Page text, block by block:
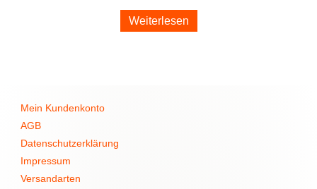
Weiterlesen
Mein Kundenkonto
AGB
Datenschutzerklärung
Impressum
Versandarten